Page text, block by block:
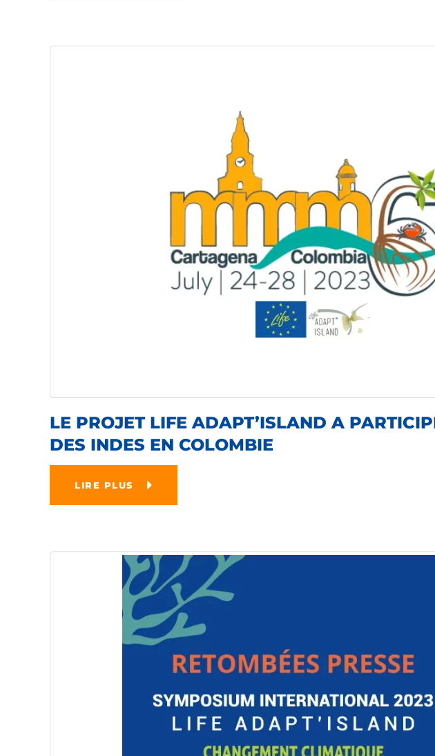
LE PROJET LIFE ADAPT’ISLAND A
DES INDES EN COLOMBIE
LIRE PLUS